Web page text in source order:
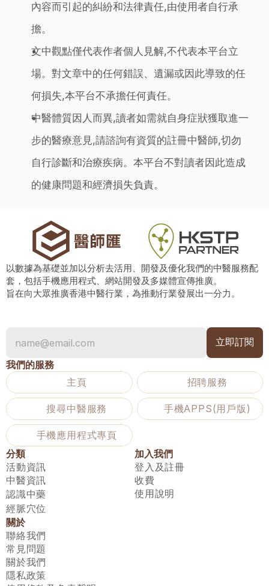
內容而引起的糾紛和法律責任,由使用者自行承
擔。
文中觀點僅代表作者個人見解,不代表本平台立
場。對文章中的任何錯誤、遺漏或因此導致的任
何損失,本平台不承擔任何責任。
中醫體質因人而異,讀者如需就自身症狀獲取進一
步的醫療意見,請諮詢有資質的註冊中醫師,切勿
自行診斷和治療疾病。本平台不對讀者因此造成
的健康問題和經濟損失負責。
以數據為基礎並加以分析去活用、開發及優化我們的中醫服務配
套，包括手機應用程式、網站開發及多媒體宣傳推廣。
旨在向大眾推廣香港中醫行業，為推動行業發展出一分力。
我們的服務
主頁
招聘服務
搜尋中醫服務 手機APPS(用戶版)
手機應用程式專頁
分類
活動資訊
中醫資訊
認識中藥
經脈穴位
加入我們
登入及註冊
收費
使用說明
關於
聯絡我們
常見問題
關於我們
隱私政策